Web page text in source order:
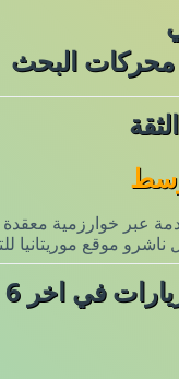
محركات البحث
عبر خوارزمية
ناشرو موقع موريتانيا
في اخر 6 أشهر